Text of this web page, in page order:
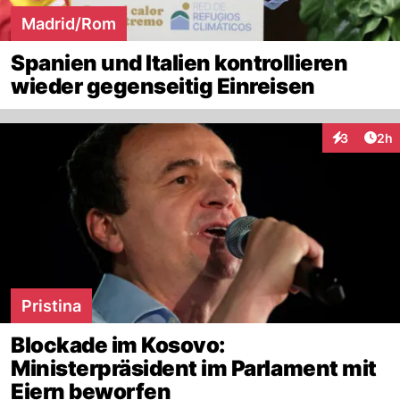
Madrid/Rom
Spanien und Italien kontrollieren
wieder gegenseitig Einreisen
3 2h
Pristina
Blockade im Kosovo:
Ministerpräsident im Parlament mit
Eiern beworfen